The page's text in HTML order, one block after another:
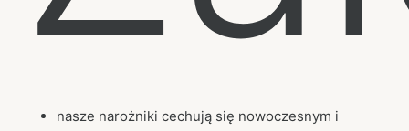
nasze narożniki cechują się nowoczesnym i